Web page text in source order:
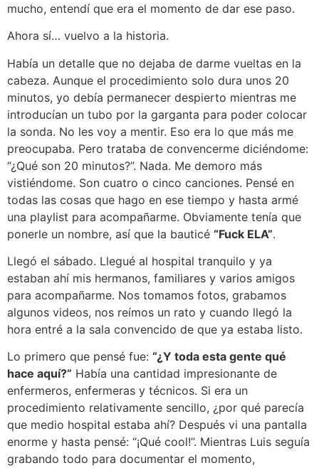
mucho, entendí que era el momento de dar ese paso.
Ahora sí… vuelvo a la historia.
Había un detalle que no dejaba de darme vueltas en la
cabeza. Aunque el procedimiento solo dura unos 20
minutos, yo debía permanecer despierto mientras me
introducían un tubo por la garganta para poder colocar
la sonda. No les voy a mentir. Eso era lo que más me
preocupaba. Pero trataba de convencerme diciéndome:
“¿Qué son 20 minutos?”. Nada. Me demoro más
vistiéndome. Son cuatro o cinco canciones. Pensé en
todas las cosas que hago en ese tiempo y hasta armé
una playlist para acompañarme. Obviamente tenía que
ponerle un nombre, así que la bauticé “Fuck ELA”.
Llegó el sábado. Llegué al hospital tranquilo y ya
estaban ahí mis hermanos, familiares y varios amigos
para acompañarme. Nos tomamos fotos, grabamos
algunos videos, nos reímos un rato y cuando llegó la
hora entré a la sala convencido de que ya estaba listo.
Lo primero que pensé fue: “¿Y toda esta gente qué
hace aquí?” Había una cantidad impresionante de
enfermeros, enfermeras y técnicos. Si era un
procedimiento relativamente sencillo, ¿por qué parecía
que medio hospital estaba ahí? Después vi una pantalla
enorme y hasta pensé: “¡Qué cool!”. Mientras Luis seguía
grabando todo para documentar el momento,